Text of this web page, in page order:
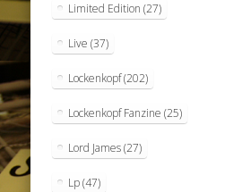
Limited Edition (27)
Live (37)
Lockenkopf(202)
Lockenkopf Fanzine (25)
Lord James(27)
Lp(47)